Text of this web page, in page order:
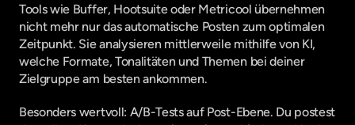
Tools wie Buffer, Hootsuite oder Metricool übernehmen
nicht mehr nur das automatische Posten zum optimalen
Zeitpunkt. Sie analysieren mittlerweile mithilfe von KI,
welche Formate, Tonalitäten und Themen bei deiner
Zielgruppe am besten ankommen.
Besonders wertvoll: A/B-Tests auf Post-Ebene. Du postest